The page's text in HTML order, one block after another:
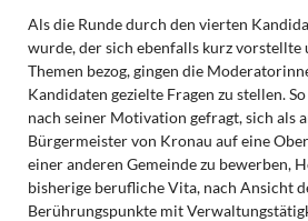
Als die Runde durch den vierten
wurde, der sich ebenfalls kurz vorstellte
Themen bezog, gingen die
Kandidaten gezielte Fragen zu stellen.
nach seiner Motivation gefragt, sich als
Bürgermeister von Kronau auf eine
einer anderen Gemeinde zu bewerben,
bisherige berufliche Vita, nach Ansicht
Berührungspunkte mit